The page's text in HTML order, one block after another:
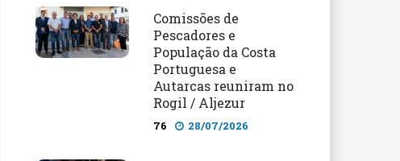
Comissões de
Pescadores e
População da Costa
Portuguesa e
Autarcas reuniram no
Rogil / Aljezur
76 28/07/2026